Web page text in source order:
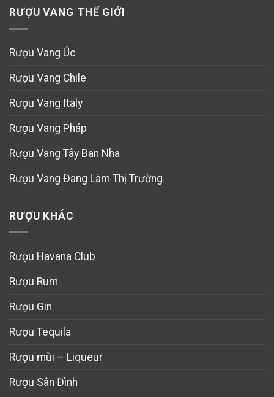
RƯỢU VANG THẾ GIỚI
Rượu Vang Úc
Rượu Vang Chile
Rượu Vang Italy
Rượu Vang Pháp
Rượu Vang Tây Ban Nha
Rượu Vang Đang Làm Thị Trường
RƯỢU KHÁC
Rượu Havana Club
Rượu Rum
Rượu Gin
Rượu Tequila
Rượu mùi – Liqueur
Rượu Sân Đình